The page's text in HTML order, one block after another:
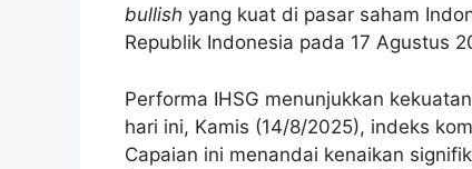
bullish yang kuat di pasar saham
Republik Indonesia pada 17 Agustus
Performa IHSG menunjukkan
hari ini, Kamis (14/8/2025), indeks
Capaian ini menandai kenaikan